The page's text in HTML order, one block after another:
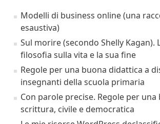
Modelli di business online (una
esaustiva)
Sul morire (secondo Shelly Kagan).
filosofia sulla vita e la sua fine
Regole per una buona didattica a
insegnanti della scuola primaria
Con parole precise. Regole per una
scrittura, civile e democratica